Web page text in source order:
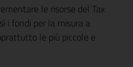
le risorse del Tax
i fondi per la misura a
le più piccole e